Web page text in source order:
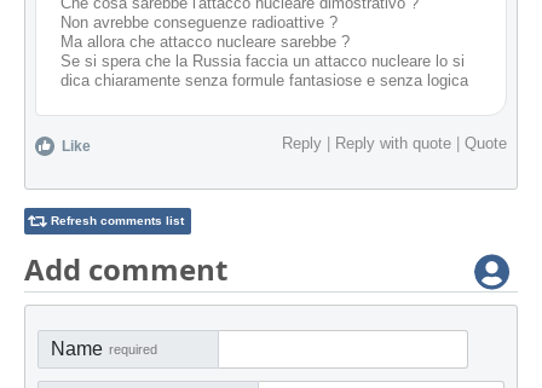
Non avrebbe conseguenze radioattive ?
Ma allora che attacco nucleare sarebbe ?
Se si spera che la Russia faccia un attacco nucleare lo si
dica chiaramente senza formule fantasiose e senza logica
Like Reply Reply with quote Quote
Refresh comments list
Add comment
Name required